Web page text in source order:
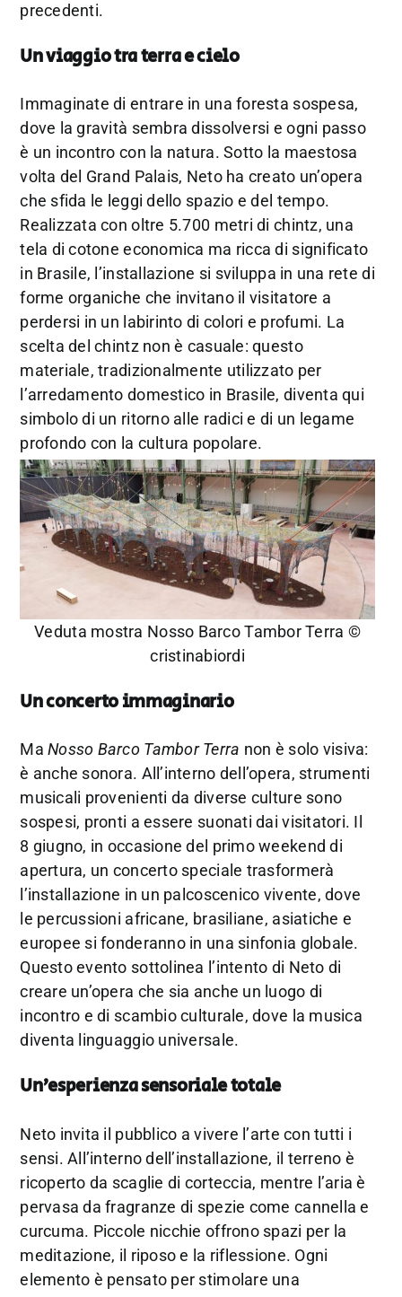
precedenti.
Un viaggio tra terra e cielo
Immaginate di entrare in una foresta sospesa,
dove la gravità sembra dissolversi e ogni passo
è un incontro con la natura. Sotto la maestosa
volta del Grand Palais, Neto ha creato un’opera
che sfida le leggi dello spazio e del tempo.
Realizzata con oltre 5.700 metri di chintz, una
tela di cotone economica ma ricca di significato
in Brasile, l’installazione si sviluppa in una rete di
forme organiche che invitano il visitatore a
perdersi in un labirinto di colori e profumi. La
scelta del chintz non è casuale: questo
materiale, tradizionalmente utilizzato per
l’arredamento domestico in Brasile, diventa qui
simbolo di un ritorno alle radici e di un legame
profondo con la cultura popolare.
Veduta mostra Nosso Barco Tambor Terra ©
cristinabiordi
Un concerto immaginario
MaNosso Barco Tambor Terra non è solo visiva:
è anche sonora. All’interno dell’opera, strumenti
musicali provenienti da diverse culture sono
sospesi, pronti a essere suonati dai visitatori. Il
8 giugno, in occasione del primo weekend di
apertura, un concerto speciale trasformerà
l’installazione in un palcoscenico vivente, dove
le percussioni africane, brasiliane, asiatiche e
europee si fonderanno in una sinfonia globale.
Questo evento sottolinea l’intento di Neto di
creare un’opera che sia anche un luogo di
incontro e di scambio culturale, dove la musica
diventa linguaggio universale.
Un’esperienza sensoriale totale
Neto invita il pubblico a vivere l’arte con tutti i
sensi. All’interno dell’installazione, il terreno è
ricoperto da scaglie di corteccia, mentre l’aria è
pervasa da fragranze di spezie come cannella e
curcuma. Piccole nicchie offrono spazi per la
meditazione, il riposo e la riflessione. Ogni
elemento è pensato per stimolare una